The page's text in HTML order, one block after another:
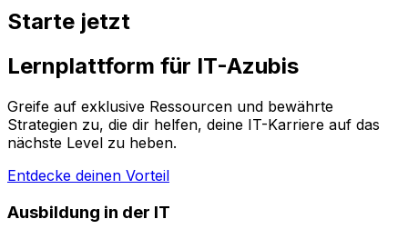
Starte jetzt
Lernplattform für IT-Azubis
Greife auf exklusive Ressourcen und bewährte
Strategien zu, die dir helfen, deine IT-Karriere auf das
nächste Level zu heben.
Entdecke deinen Vorteil
Ausbildung in der IT